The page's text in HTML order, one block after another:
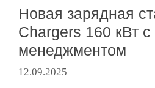
Новая зарядная
Chargers 160 кВт с
менеджментом
12.09.2025